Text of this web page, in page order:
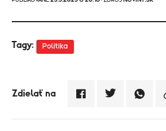
Tagy: Politika
Zdielať na